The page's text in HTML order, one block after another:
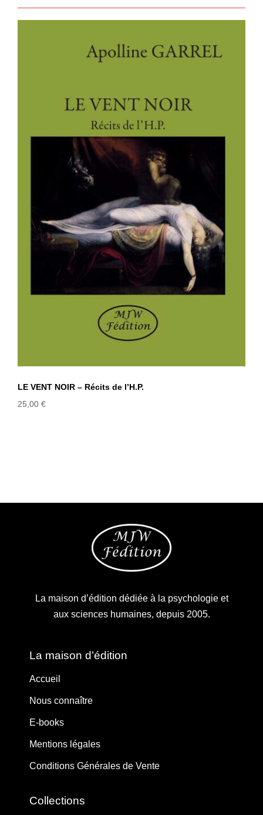
LE VENT NOIR – Récits de l’H.P.
LE VENT NOIR – Récits de l’H.P.
25,00 €
La maison d’édition dédiée à la psychologie et
aux sciences humaines, depuis 2005.
La maison d’édition
Accueil
Nous connaître
E-books
Mentions légales
Conditions Générales de Vente
Collections